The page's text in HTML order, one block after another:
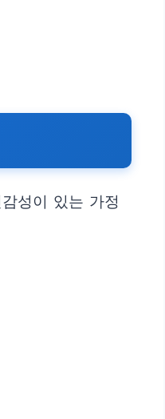
성이 있는 가정